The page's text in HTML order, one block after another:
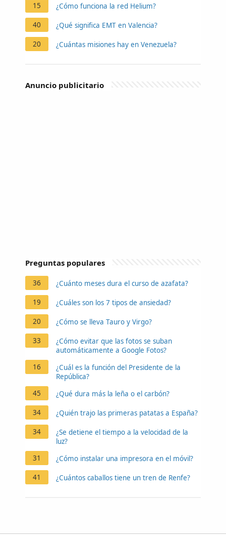
15 ¿Cómo funciona la red Helium?
40 ¿Qué significa EMT en Valencia?
20 ¿Cuántas misiones hay en Venezuela?
Anuncio publicitario
Preguntas populares
36 ¿Cuánto meses dura el curso de azafata?
19 ¿Cuáles son los 7 tipos de ansiedad?
20 ¿Cómo se lleva Tauro y Virgo?
33
¿Cómo evitar que las fotos se suban
automáticamente a Google Fotos?
16
¿Cuál es la función del Presidente de la
República?
45
¿Qué dura más la leña o el carbón?
34 ¿Quién trajo las primeras patatas a España?
34
¿Se detiene el tiempo a la velocidad de la
luz?
31
¿Cómo instalar una impresora en el móvil?
41 ¿Cuántos caballos tiene un tren de Renfe?